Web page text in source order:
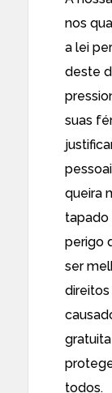
nos
a lei
deste
suas
queira
tapado
perigo
ser
todos.